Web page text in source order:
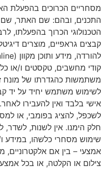
מסחריים הכרוכים בהפעלת
התכנים, ובהם: שם האתר, שם
הטכנולוגי הכרוך בהפעלתו,
קודי מחשבים, טקסטים ו/או
משתמשות כהגדרתו של מונח
לשימוש משתמש יחיד על יד
אישי בלבד ואין להעבירו
לשכפל, להציג בפומבי, או
חלק הימנו. אין לשנות, לשדר,
שימוש מסחרי כלשהו, במידע
אמצעי – בין אם אלקטרוניים,
צילום או הקלטה, או בכל